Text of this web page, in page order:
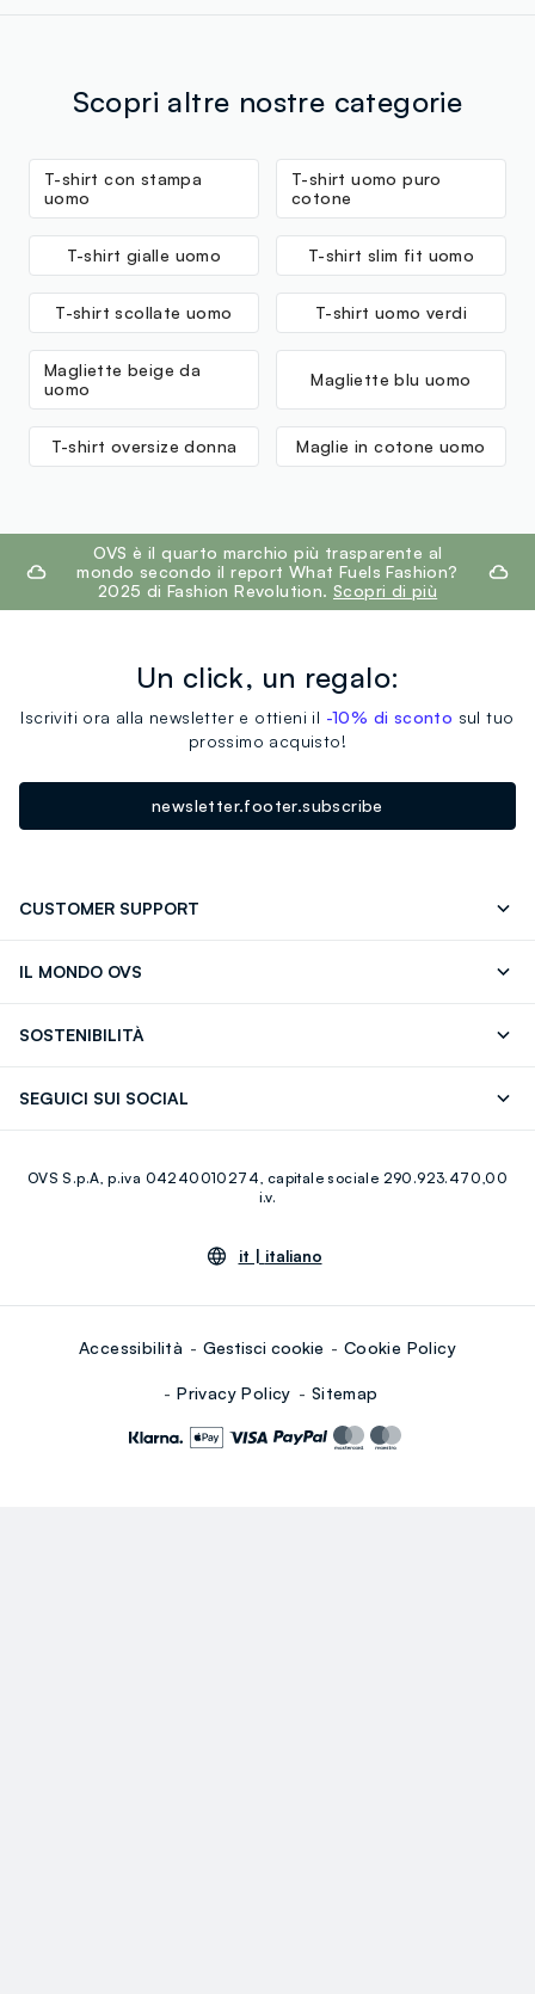
Scopri altre nostre categorie
T-shirt con stampa
uomo
T-shirt uomo puro
cotone
T-shirt gialle uomo T-shirt slim fit uomo
T-shirt scollate uomo T-shirt uomo verdi
Magliette beige da
uomo
Magliette blu uomo
T-shirt oversize donna Maglie in cotone uomo
footer.ariatitleOVS è il quarto marchio più trasparente al
mondo secondo il report What Fuels Fashion?
2025 di Fashion Revolution. Scopri di più
Un click, un regalo:
Iscriviti ora alla newsletter e ottieni il -10% di sconto sul tuo
prossimo acquisto!
newsletter.footer.subscribe
CUSTOMER SUPPORT
IL MONDO OVS
Giftcard
SOSTENIBILITÀ
SEGUICI SUI SOCIAL
Youtube Linkedin
OVS S.p.A, p.iva 04240010274, capitale sociale 290.923.470,00
i.v.
it | italiano
Accessibilità Gestisci cookie Cookie Policy
Privacy Policy Sitemap